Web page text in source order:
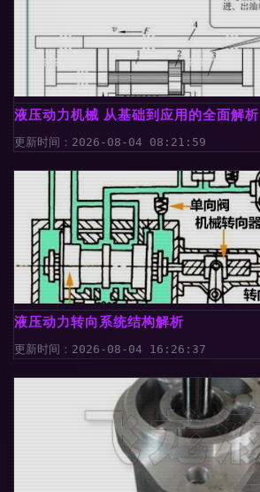
液压动力机械 从基础到应用的全面解析
更新时间：2026-08-04 08:21:59
液压动力转向系统结构解析
更新时间：2026-08-04 16:26:37